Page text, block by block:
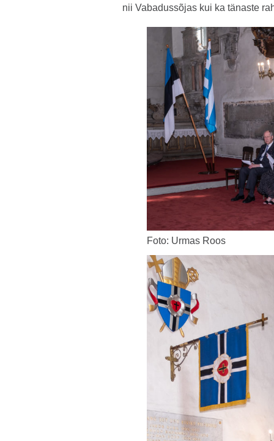
nii Vabadussõjas kui ka tänaste
Foto: Urmas Roos